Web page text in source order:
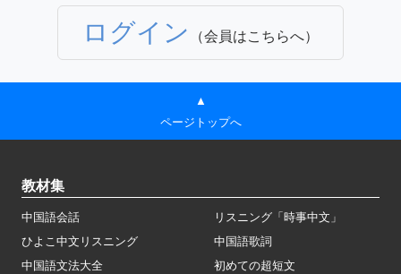
ログイン （会員はこちらへ）
▲
ページトップへ
教材集
中国語会話
リスニング「時事中文」
ひよこ中文リスニング
中国語歌詞
中国語文法大全
初めての超短文